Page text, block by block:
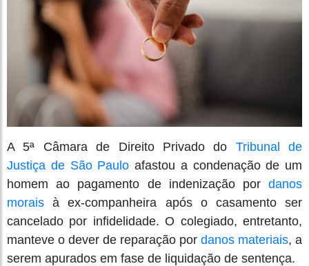
A 5ª Câmara de Direito Privado do Tribunal de
Justiça de São Paulo afastou a condenação de um
homem ao pagamento de indenização por danos
morais à ex-companheira após o casamento ser
cancelado por infidelidade. O colegiado, entretanto,
manteve o dever de reparação por danos materiais, a
serem apurados em fase de liquidação de sentença.